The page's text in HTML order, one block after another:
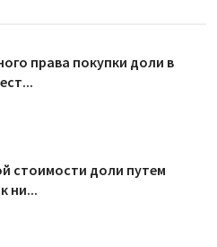
права покупки доли в
стоимости доли путем
ни...